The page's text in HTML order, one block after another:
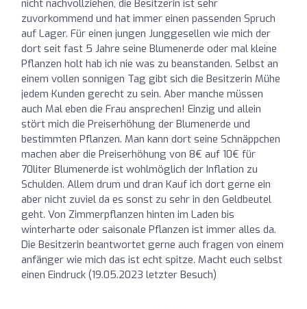
nicht nachvollziehen, die Besitzerin ist sehr
zuvorkommend und hat immer einen passenden Spruch
auf Lager. Für einen jungen Junggesellen wie mich der
dort seit fast 5 Jahre seine Blumenerde oder mal kleine
Pflanzen holt hab ich nie was zu beanstanden. Selbst an
einem vollen sonnigen Tag gibt sich die Besitzerin Mühe
jedem Kunden gerecht zu sein. Aber manche müssen
auch Mal eben die Frau ansprechen! Einzig und allein
stört mich die Preiserhöhung der Blumenerde und
bestimmten Pflanzen. Man kann dort seine Schnäppchen
machen aber die Preiserhöhung von 8€ auf 10€ für
70liter Blumenerde ist wohlmöglich der Inflation zu
Schulden. Allem drum und dran Kauf ich dort gerne ein
aber nicht zuviel da es sonst zu sehr in den Geldbeutel
geht. Von Zimmerpflanzen hinten im Laden bis
winterharte oder saisonale Pflanzen ist immer alles da.
Die Besitzerin beantwortet gerne auch fragen von einem
anfänger wie mich das ist echt spitze. Macht euch selbst
einen Eindruck (19.05.2023 letzter Besuch)